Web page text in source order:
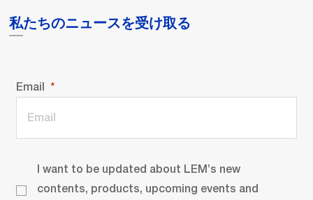
私たちのニュースを受け取る
Email
I want to be updated about LEM’s new
contents, products, upcoming events and